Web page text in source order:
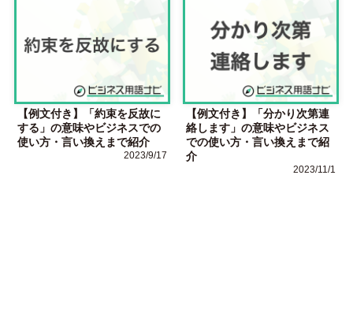
【例文付き】「約束を反故に
する」の意味やビジネスでの
使い方・言い換えまで紹介
2023/9/17
【例文付き】「分かり次第連
絡します」の意味やビジネス
での使い方・言い換えまで紹
介
2023/11/1